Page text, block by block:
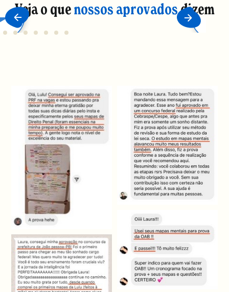
Veja o quenossos aprovadosdizem